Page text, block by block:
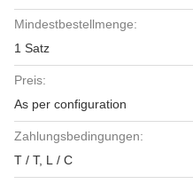
Mindestbestellmenge:
1 Satz
Preis:
As per configuration
Zahlungsbedingungen:
T / T, L / C